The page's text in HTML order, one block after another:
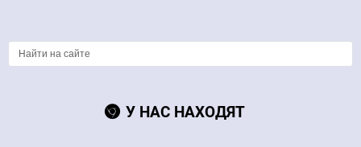
У НАС НАХОДЯТ